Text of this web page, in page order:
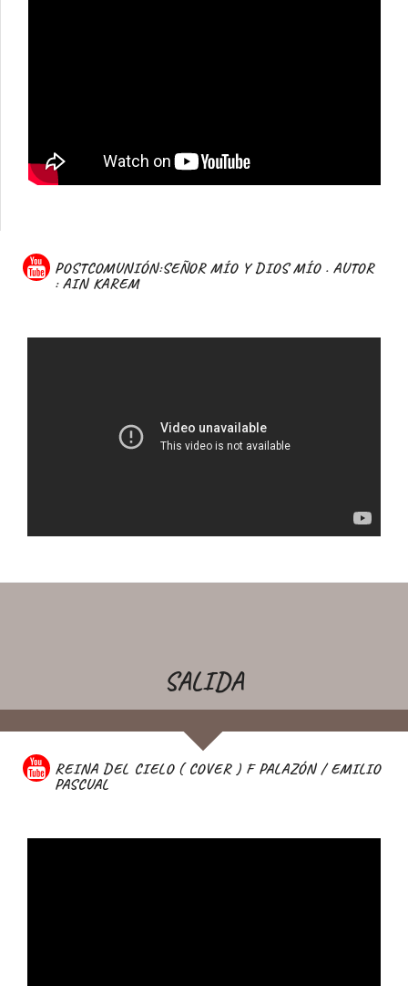
POSTCOMUNIÓN:SEÑOR MÍO Y DIOS MÍO . AUTOR
: AIN KAREM
SALIDA
REINA DEL CIELO ( COVER ) F PALAZÓN / EMILIO
PASCUAL